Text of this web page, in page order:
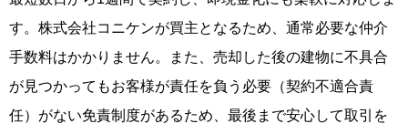
す。株式会社コニケンが買主となるため、通常必要な仲介
手数料はかかりません。また、売却した後の建物に不具合
が見つかってもお客様が責任を負う必要（契約不適合責
任）がない免責制度があるため、最後まで安心して取引を